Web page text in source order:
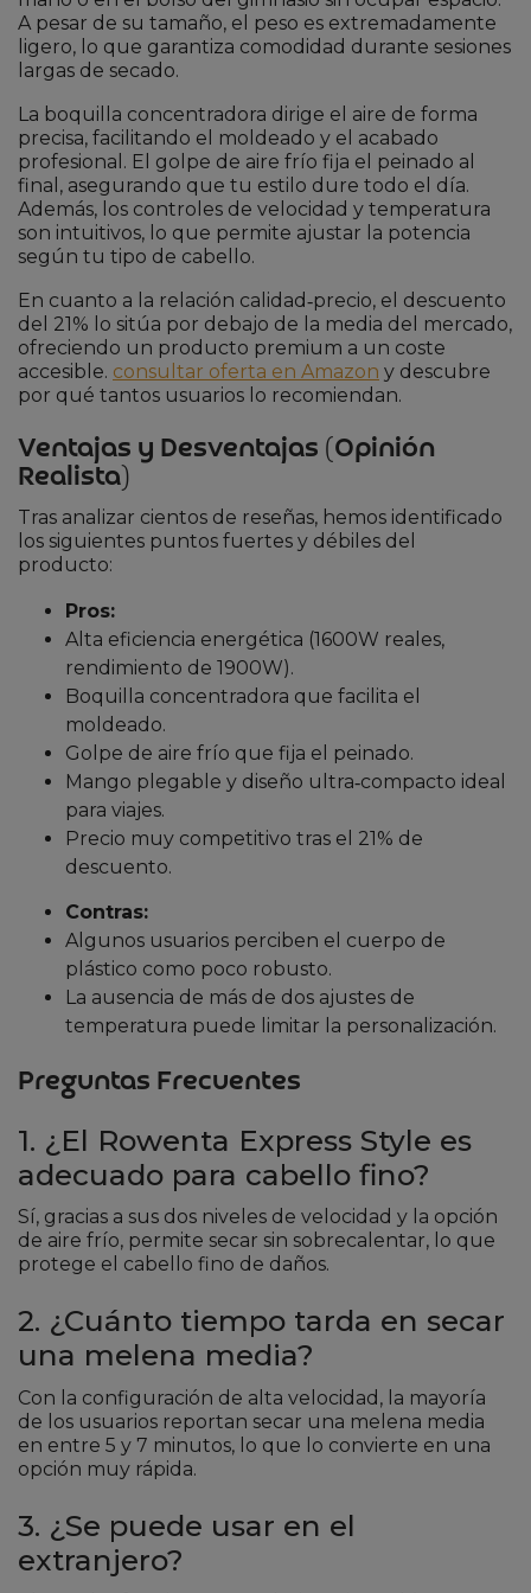
A pesar de su tamaño, el peso es extremadamente
ligero, lo que garantiza comodidad durante sesiones
largas de secado.
La boquilla concentradora dirige el aire de forma
precisa, facilitando el moldeado y el acabado
profesional. El golpe de aire frío fija el peinado al
final, asegurando que tu estilo dure todo el día.
Además, los controles de velocidad y temperatura
son intuitivos, lo que permite ajustar la potencia
según tu tipo de cabello.
En cuanto a la relación calidad‑precio, el descuento
del 21% lo sitúa por debajo de la media del mercado,
ofreciendo un producto premium a un coste
accesible. consultar oferta en Amazon y descubre
por qué tantos usuarios lo recomiendan.
Ventajas y Desventajas (Opinión
Realista)
Tras analizar cientos de reseñas, hemos identificado
los siguientes puntos fuertes y débiles del
producto:
Pros:
Alta eficiencia energética (1600W reales,
rendimiento de 1900W).
Boquilla concentradora que facilita el
moldeado.
Golpe de aire frío que fija el peinado.
Mango plegable y diseño ultra‑compacto ideal
para viajes.
Precio muy competitivo tras el 21% de
descuento.
Contras:
Algunos usuarios perciben el cuerpo de
plástico como poco robusto.
La ausencia de más de dos ajustes de
temperatura puede limitar la personalización.
Preguntas Frecuentes
1. ¿El Rowenta Express Style es
adecuado para cabello fino?
Sí, gracias a sus dos niveles de velocidad y la opción
de aire frío, permite secar sin sobrecalentar, lo que
protege el cabello fino de daños.
2. ¿Cuánto tiempo tarda en secar
una melena media?
Con la configuración de alta velocidad, la mayoría
de los usuarios reportan secar una melena media
en entre 5 y 7 minutos, lo que lo convierte en una
opción muy rápida.
3. ¿Se puede usar en el
extranjero?